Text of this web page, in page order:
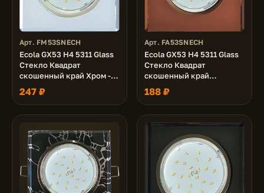
Арт. FM53SNECH
Ecola GX53 H4 5311 Glass
Стекло Квадрат
скошенный край Хром -
хром (зеркальный)
38x120x120 (к+)
247 ₽
Арт. FA53SNECH
Ecola GX53 H4 5311 Glass
Стекло Квадрат
скошенный край
Черненая медь - янтарь
38x120x120 (к+)
188 ₽